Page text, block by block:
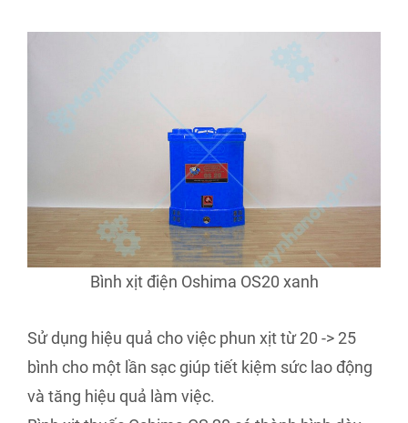
Bình xịt điện Oshima OS20 xanh
Sử dụng hiệu quả cho việc phun xịt từ 20 -> 25
bình cho một lần sạc giúp tiết kiệm sức lao động
và tăng hiệu quả làm việc.